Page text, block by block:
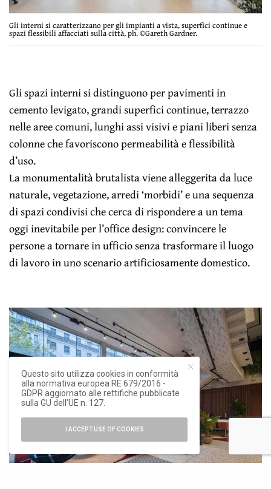
Gli interni si caratterizzano per gli impianti a vista, superfici continue e
spazi flessibili affacciati sulla città, ph. ©Gareth Gardner.
Gli spazi interni si distinguono per pavimenti in
cemento levigato, grandi superfici continue, terrazzo
nelle aree comuni, lunghi assi visivi e piani liberi senza
colonne che favoriscono permeabilità e flessibilità
d’uso.
La monumentalità brutalista viene alleggerita da luce
naturale, vegetazione, arredi ‘morbidi’ e una sequenza
di spazi condivisi che cerca di rispondere a un tema
oggi inevitabile per l’office design: convincere le
persone a tornare in ufficio senza trasformare il luogo
di lavoro in uno scenario artificiosamente domestico.
Questo sito utilizza cookies in conformità
alla normativa europea RE 679/2016 -
GDPR aggiornato alle rettifiche pubblicate
sulla GU dell’UE n. 127.
I ACCEPT USE OF COOKIES